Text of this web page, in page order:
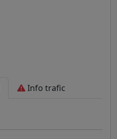
Info trafic